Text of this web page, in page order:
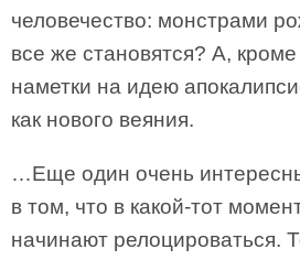
человечество: монстрами
все же становятся? А, кроме
наметки на идею
как нового веяния.
…Еще один очень
в том, что в какой-тот
начинают релоцироваться.